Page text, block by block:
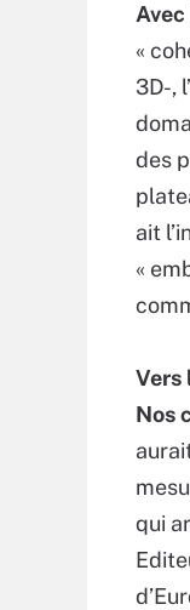
«
3D-,
des
ait
«
Vers
Nos
qui